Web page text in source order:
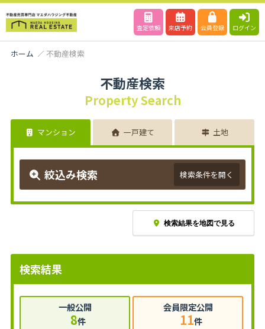
査定依頼 来店予約 会員登録 ログイン
ホーム 不動産検索
不動産検索
Property Search
マンション 一戸建て 土地
絞込み検索 検索条件を開く
検索結果を地図で見る
検索結果
一般公開
8件
会員限定公開
11件